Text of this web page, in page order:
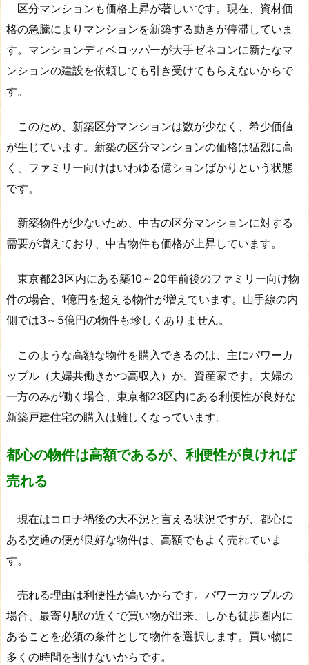
区分マンションも価格上昇が著しいです。現在、資材価
格の急騰によりマンションを新築する動きが停滞していま
す。マンションディベロッパーが大手ゼネコンに新たなマ
ンションの建設を依頼しても引き受けてもらえないからで
す。
このため、新築区分マンションは数が少なく、希少価値
が生じています。新築の区分マンションの価格は猛烈に高
く、ファミリー向けはいわゆる億ションばかりという状態
です。
新築物件が少ないため、中古の区分マンションに対する
需要が増えており、中古物件も価格が上昇しています。
東京都23区内にある築10～20年前後のファミリー向け物
件の場合、1億円を超える物件が増えています。山手線の内
側では3～5億円の物件も珍しくありません。
このような高額な物件を購入できるのは、主にパワーカ
ップル（夫婦共働きかつ高収入）か、資産家です。夫婦の
一方のみが働く場合、東京都23区内にある利便性が良好な
新築戸建住宅の購入は難しくなっています。
都心の物件は高額であるが、利便性が良ければ
売れる
現在はコロナ禍後の大不況と言える状況ですが、都心に
ある交通の便が良好な物件は、高額でもよく売れていま
す。
売れる理由は利便性が高いからです。パワーカップルの
場合、最寄り駅の近くで買い物が出来、しかも徒歩圏内に
あることを必須の条件として物件を選択します。買い物に
多くの時間を割けないからです。